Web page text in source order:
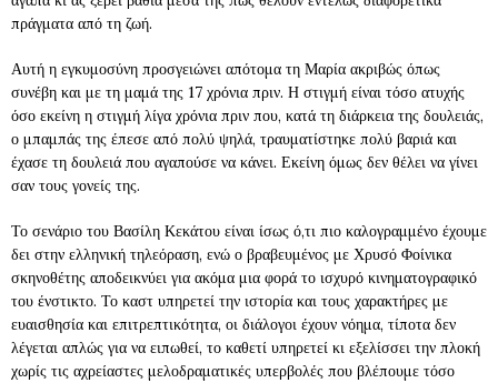
πράγματα από τη ζωή.
Αυτή η εγκυμοσύνη προσγειώνει απότομα τη Μαρία ακριβώς όπως
συνέβη και με τη μαμά της 17 χρόνια πριν. Η στιγμή είναι τόσο ατυχής
όσο εκείνη η στιγμή λίγα χρόνια πριν που, κατά τη διάρκεια της δουλειάς,
ο μπαμπάς της έπεσε από πολύ ψηλά, τραυματίστηκε πολύ βαριά και
έχασε τη δουλειά που αγαπούσε να κάνει. Εκείνη όμως δεν θέλει να γίνει
σαν τους γονείς της.
Το σενάριο του Βασίλη Κεκάτου είναι ίσως ό,τι πιο καλογραμμένο έχουμε
δει στην ελληνική τηλεόραση, ενώ ο βραβευμένος με Χρυσό Φοίνικα
σκηνοθέτης αποδεικνύει για ακόμα μια φορά το ισχυρό κινηματογραφικό
του ένστικτο. Το καστ υπηρετεί την ιστορία και τους χαρακτήρες με
ευαισθησία και επιτρεπτικότητα, οι διάλογοι έχουν νόημα, τίποτα δεν
λέγεται απλώς για να ειπωθεί, το καθετί υπηρετεί κι εξελίσσει την πλοκή
χωρίς τις αχρείαστες μελοδραματικές υπερβολές που βλέπουμε τόσο